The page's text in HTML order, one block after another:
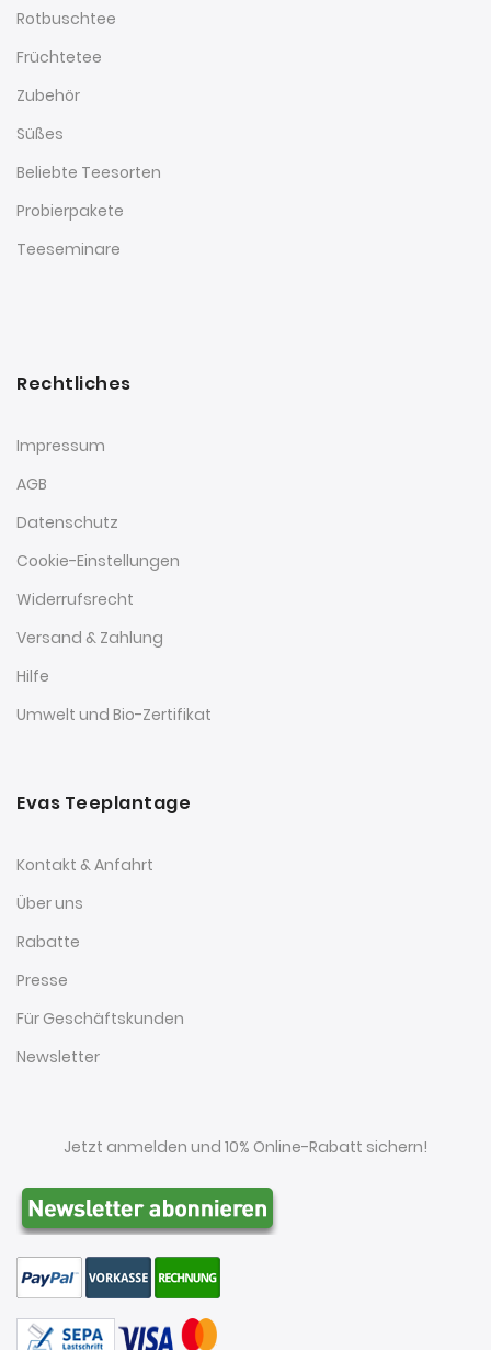
Rotbuschtee
Früchtetee
Zubehör
Süßes
Beliebte Teesorten
Probierpakete
Teeseminare
Rechtliches
Impressum
AGB
Datenschutz
Cookie-Einstellungen
Widerrufsrecht
Versand & Zahlung
Hilfe
Umwelt und Bio-Zertifikat
Evas Teeplantage
Kontakt & Anfahrt
Über uns
Rabatte
Presse
Für Geschäftskunden
Newsletter
Jetzt anmelden und 10% Online-Rabatt sichern!